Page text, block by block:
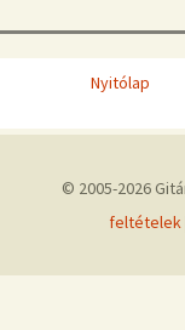
Nyitólap
© 2005-2026
feltételek